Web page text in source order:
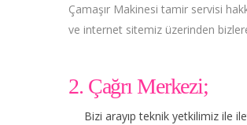
Çamaşır Makinesi tamir servisi
ve internet sitemiz üzerinden
2. Çağrı Merkezi;
Bizi arayıp teknik yetkilimiz ile